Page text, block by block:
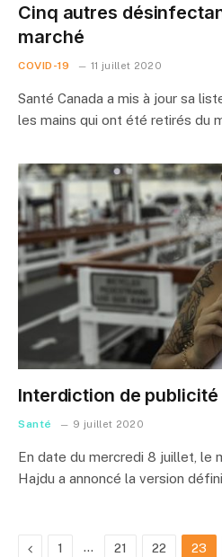
Cinq autres
marché
COVID-19 11 juillet 2020
Santé Canada a mis à jour sa
les mains qui ont été retirés du
Interdiction de
Santé 9 juillet 2020
En date du mercredi 8 juillet, le
Hajdu a annoncé la version
Previous
1 … 21 22 23